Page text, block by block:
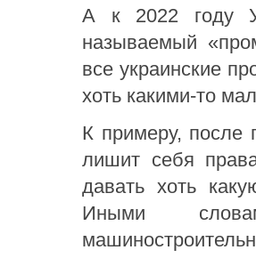
А к 2022 году
называемый
все украинские
хоть какими-то
К примеру, после
лишит себя
давать хоть
Иными